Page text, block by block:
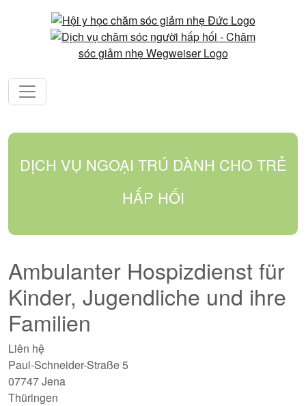
DỊCH VỤ NGOẠI TRÚ DÀNH CHO TRẺ
HẤP HỐI
Ambulanter Hospizdienst für
Kinder, Jugendliche und ihre
Familien
Liên hệ
Paul-Schneider-Straße 5
07747 Jena
Thüringen